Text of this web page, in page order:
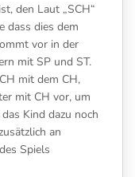
den Laut „SCH“
dass dies dem
vor in der
mit SP und ST.
mit dem CH,
mit CH vor, um
Kind dazu noch
an
Spiels